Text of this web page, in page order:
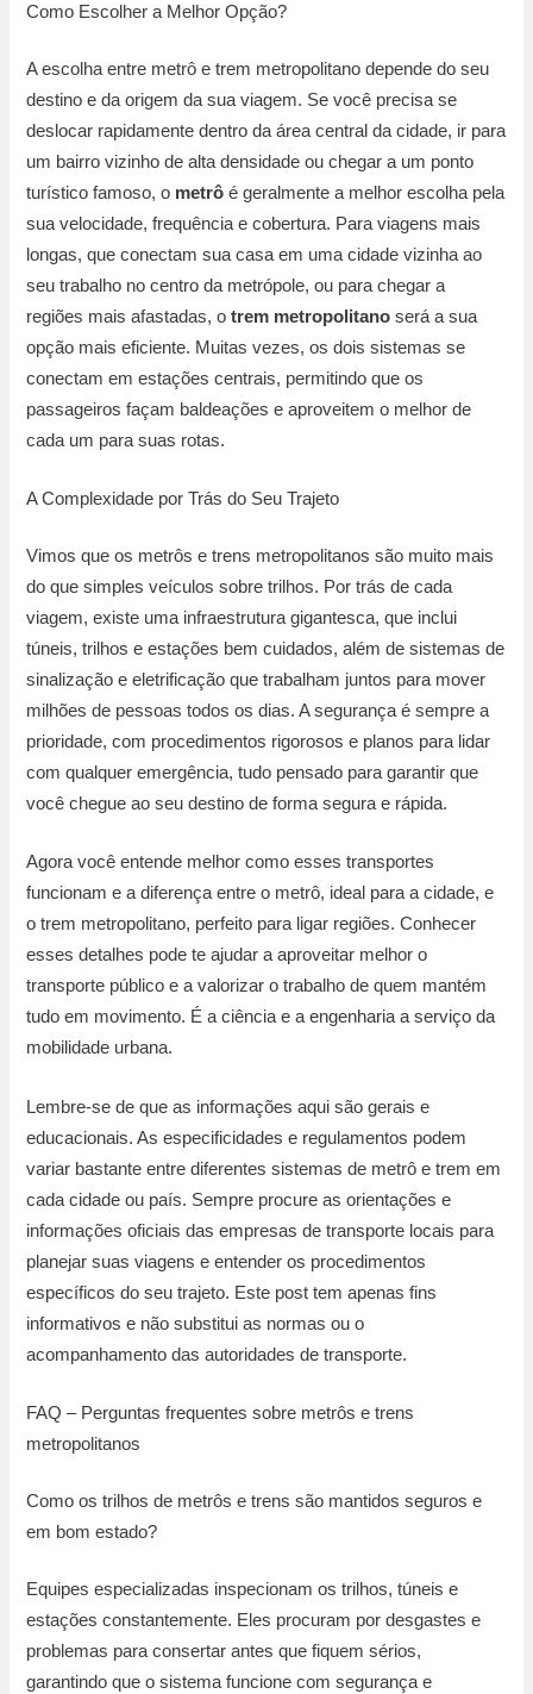
Como Escolher a Melhor Opção?
A escolha entre metrô e trem metropolitano depende do seu
destino e da origem da sua viagem. Se você precisa se
deslocar rapidamente dentro da área central da cidade, ir para
um bairro vizinho de alta densidade ou chegar a um ponto
turístico famoso, o metrô é geralmente a melhor escolha pela
sua velocidade, frequência e cobertura. Para viagens mais
longas, que conectam sua casa em uma cidade vizinha ao
seu trabalho no centro da metrópole, ou para chegar a
regiões mais afastadas, otrem metropolitano será a sua
opção mais eficiente. Muitas vezes, os dois sistemas se
conectam em estações centrais, permitindo que os
passageiros façam baldeações e aproveitem o melhor de
cada um para suas rotas.
A Complexidade por Trás do Seu Trajeto
Vimos que os metrôs e trens metropolitanos são muito mais
do que simples veículos sobre trilhos. Por trás de cada
viagem, existe uma infraestrutura gigantesca, que inclui
túneis, trilhos e estações bem cuidados, além de sistemas de
sinalização e eletrificação que trabalham juntos para mover
milhões de pessoas todos os dias. A segurança é sempre a
prioridade, com procedimentos rigorosos e planos para lidar
com qualquer emergência, tudo pensado para garantir que
você chegue ao seu destino de forma segura e rápida.
Agora você entende melhor como esses transportes
funcionam e a diferença entre o metrô, ideal para a cidade, e
o trem metropolitano, perfeito para ligar regiões. Conhecer
esses detalhes pode te ajudar a aproveitar melhor o
transporte público e a valorizar o trabalho de quem mantém
tudo em movimento. É a ciência e a engenharia a serviço da
mobilidade urbana.
Lembre-se de que as informações aqui são gerais e
educacionais. As especificidades e regulamentos podem
variar bastante entre diferentes sistemas de metrô e trem em
cada cidade ou país. Sempre procure as orientações e
informações oficiais das empresas de transporte locais para
planejar suas viagens e entender os procedimentos
específicos do seu trajeto. Este post tem apenas fins
informativos e não substitui as normas ou o
acompanhamento das autoridades de transporte.
FAQ – Perguntas frequentes sobre metrôs e trens
metropolitanos
Como os trilhos de metrôs e trens são mantidos seguros e
em bom estado?
Equipes especializadas inspecionam os trilhos, túneis e
estações constantemente. Eles procuram por desgastes e
problemas para consertar antes que fiquem sérios,
garantindo que o sistema funcione com segurança e